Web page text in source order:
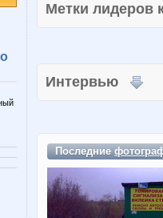
Метки
Интервью
Последние